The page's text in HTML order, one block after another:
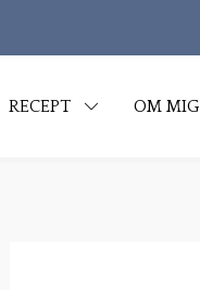
Skip
RECEPT OM MIG